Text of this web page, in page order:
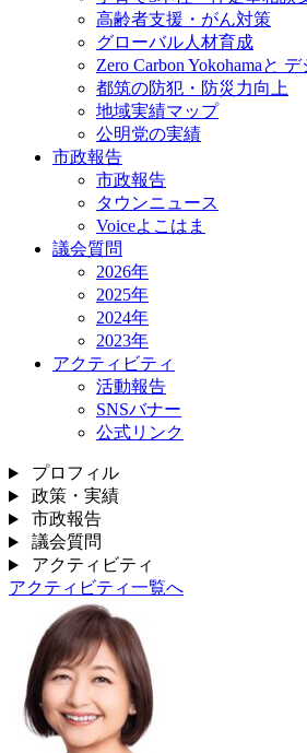
高齢者支援・がん対策
グローバル人材育成
Zero Carbon Yokohamaと
都筑の防犯・防災力向上
地域実績マップ
公明党の実績
市政報告
市政報告
タウンニュース
Voiceよこはま
議会質問
2026年
2025年
2024年
2023年
アクティビティ
活動報告
SNSバナー
公式リンク
プロフィル
政策・実績
市政報告
議会質問
アクティビティ
アクティビティ一覧へ